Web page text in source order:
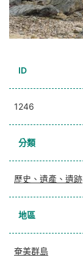
ID
1246
分類
歷史、遺產、遺跡
地區
奄美群島